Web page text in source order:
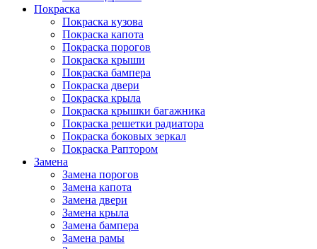
Покраска
Покраска кузова
Покраска капота
Покраска порогов
Покраска крыши
Покраска бампера
Покраска двери
Покраска крыла
Покраска крышки багажника
Покраска решетки радиатора
Покраска боковых зеркал
Покраска Раптором
Замена
Замена порогов
Замена капота
Замена двери
Замена крыла
Замена бампера
Замена рамы